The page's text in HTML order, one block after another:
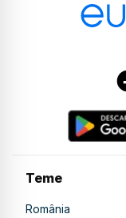
Teme
România